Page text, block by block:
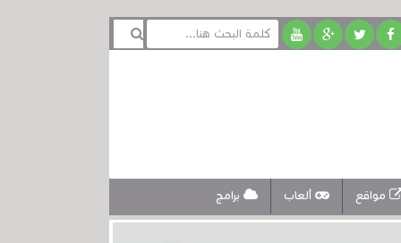
مواقع ألعاب برامج